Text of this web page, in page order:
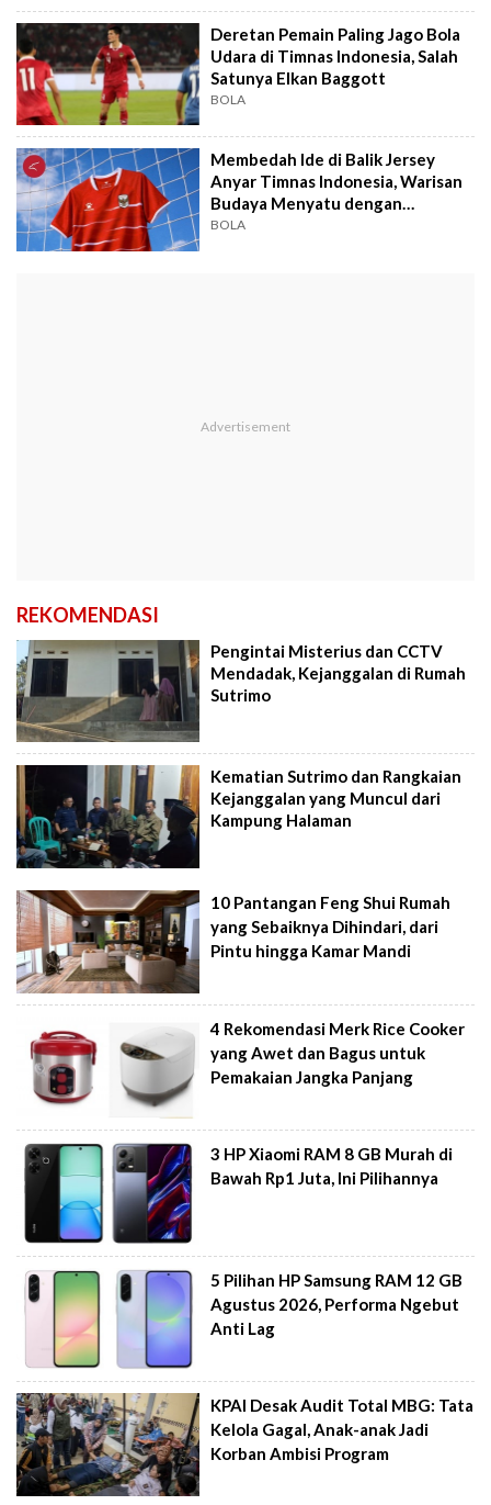
Deretan Pemain Paling Jago Bola
Udara di Timnas Indonesia, Salah
Satunya Elkan Baggott
BOLA
Membedah Ide di Balik Jersey
Anyar Timnas Indonesia, Warisan
Budaya Menyatu dengan
Modernisasi
BOLA
REKOMENDASI
Pengintai Misterius dan CCTV
Mendadak, Kejanggalan di Rumah
Sutrimo
Kematian Sutrimo dan Rangkaian
Kejanggalan yang Muncul dari
Kampung Halaman
10 Pantangan Feng Shui Rumah
yang Sebaiknya Dihindari, dari
Pintu hingga Kamar Mandi
4 Rekomendasi Merk Rice Cooker
yang Awet dan Bagus untuk
Pemakaian Jangka Panjang
3 HP Xiaomi RAM 8 GB Murah di
Bawah Rp1 Juta, Ini Pilihannya
5 Pilihan HP Samsung RAM 12 GB
Agustus 2026, Performa Ngebut
Anti Lag
KPAI Desak Audit Total MBG: Tata
Kelola Gagal, Anak-anak Jadi
Korban Ambisi Program